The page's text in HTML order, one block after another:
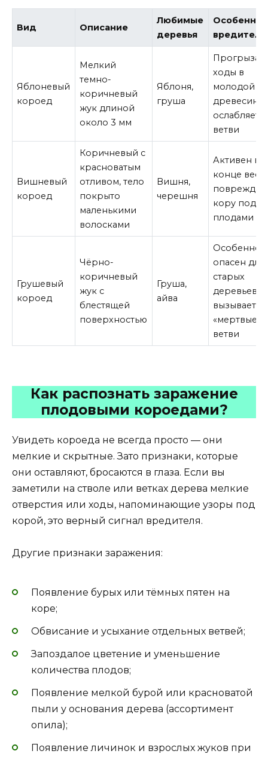
Вид Описание
Любимые
деревья
Яблоневый
короед
Мелкий
темно-
коричневый
жук длиной
около 3 мм
Яблоня,
груша
ходы в
молодой
древесине,
ослабляет
ветви
Вишневый
короед
Коричневый с
красноватым
отливом, тело
покрыто
маленькими
волосками
Вишня,
черешня
Активен в
конце
кору под
плодами
Грушевый
короед
Чёрно-
коричневый
жук с
блестящей
поверхностью
Груша,
айва
Особенно
опасен для
старых
деревьев,
вызывает
«мертвые»
ветви
Как распознать заражение
плодовыми короедами?
Увидеть короеда не всегда просто — они
мелкие и скрытные. Зато признаки, которые
они оставляют, бросаются в глаза. Если вы
заметили на стволе или ветках дерева мелкие
отверстия или ходы, напоминающие узоры под
корой, это верный сигнал вредителя.
Другие признаки заражения:
Появление бурых или тёмных пятен на
коре;
Обвисание и усыхание отдельных ветвей;
Запоздалое цветение и уменьшение
количества плодов;
Появление мелкой бурой или красноватой
пыли у основания дерева (ассортимент
опила);
Появление личинок и взрослых жуков при